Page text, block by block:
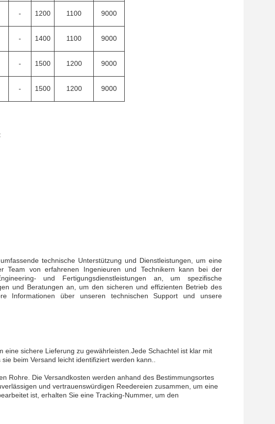
- 1200 1100 9000
- 1400 1100 9000
- 1500 1200 9000
- 1500 1200 9000
technische Unterstützung und Dienstleistungen, um eine
Team von erfahrenen Ingenieuren und Technikern kann bei der
und Fertigungsdienstleistungen an, um spezifische
und Beratungen an, um den sicheren und effizienten Betrieb des
Informationen über unseren technischen Support und unsere
sichere Lieferung zu gewährleisten.Jede Schachtel ist klar mit
beim Versand leicht identifiziert werden kann..
Rohre. Die Versandkosten werden anhand des Bestimmungsortes
und vertrauenswürdigen Reedereien zusammen, um eine
ist, erhalten Sie eine Tracking-Nummer, um den